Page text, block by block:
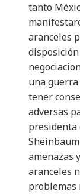
tanto
aranceles
una
tener
adversas
presidenta
amenazas
aranceles
problemas